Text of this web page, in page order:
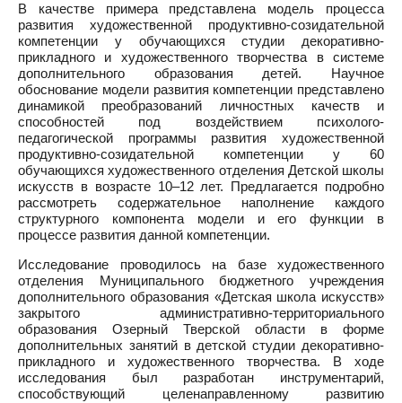
В качестве примера представлена модель процесса
развития художественной продуктивно-созидательной
компетенции у обучающихся студии декоративно-
прикладного и художественного творчества в системе
дополнительного образования детей. Научное
обоснование модели развития компетенции представлено
динамикой преобразований личностных качеств и
способностей под воздействием психолого-
педагогической программы развития художественной
продуктивно-созидательной компетенции у 60
обучающихся художественного отделения Детской школы
искусств в возрасте 10–12 лет. Предлагается подробно
рассмотреть содержательное наполнение каждого
структурного компонента модели и его функции в
процессе развития данной компетенции.
Исследование проводилось на базе художественного
отделения Муниципального бюджетного учреждения
дополнительного образования «Детская школа искусств»
закрытого административно-территориального
образования Озерный Тверской области в форме
дополнительных занятий в детской студии декоративно-
прикладного и художественного творчества. В ходе
исследования был разработан инструментарий,
способствующий целенаправленному развитию